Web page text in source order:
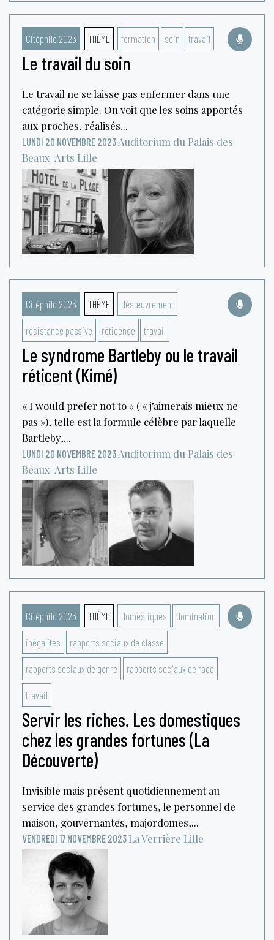
Citéphilo 2023 THÈME formation soin travail
Le travail du soin
Le travail ne se laisse pas enfermer dans une
catégorie simple. On voit que les soins apportés
aux proches, réalisés...
LUNDI 20 NOVEMBRE 2023 Auditorium du Palais des
Beaux-Arts Lille
Citéphilo 2023 THÈME désœuvrement
résistance passive réticence travail
Le syndrome Bartleby ou le travail
réticent (Kimé)
« I would prefer not to » ( « j’aimerais mieux ne
pas »), telle est la formule célèbre par laquelle
Bartleby,...
LUNDI 20 NOVEMBRE 2023 Auditorium du Palais des
Beaux-Arts Lille
Citéphilo 2023 THÈME domestiques domination
inégalités rapports sociaux de classe
rapports sociaux de genre rapports sociaux de race
travail
Servir les riches. Les domestiques
chez les grandes fortunes (La
Découverte)
Invisible mais présent quotidiennement au
service des grandes fortunes, le personnel de
maison, gouvernantes, majordomes,...
VENDREDI 17 NOVEMBRE 2023 La Verrière Lille